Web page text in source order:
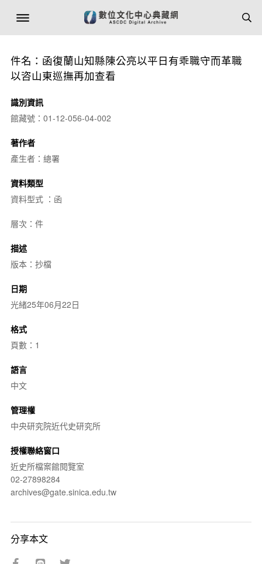
件名：函復蘭山知縣陳公亮以平日有乖職守而革職
以咨山東巡撫再加查看
識別資訊
館藏號：01-12-056-04-002
著作者
產生者：總署
資料類型
資料型式 ：函
層次：件
描述
版本：抄檔
日期
光緒25年06月22日
格式
頁數：1
語言
中文
管理權
中央研究院近代史研究所
授權聯絡窗口
近史所檔案館閱覽室
02-27898284
archives@gate.sinica.edu.tw
分享本文